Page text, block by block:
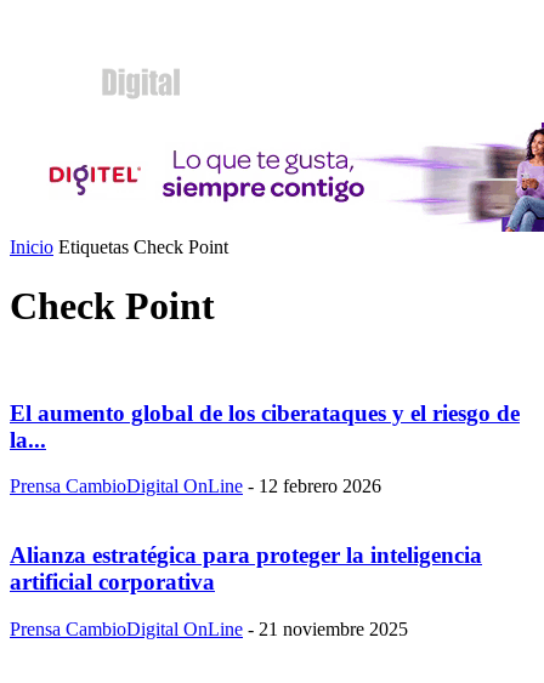
Inicio Etiquetas Check Point
Check Point
El aumento global de los ciberataques y el riesgo de
la...
Prensa CambioDigital OnLine - 12 febrero 2026
Alianza estratégica para proteger la inteligencia
artificial corporativa
Prensa CambioDigital OnLine - 21 noviembre 2025